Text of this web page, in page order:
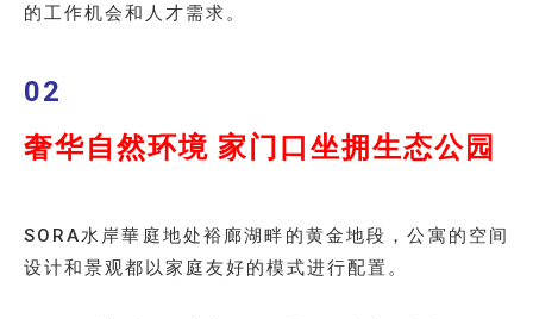
的工作机会和人才需求。
02
奢华自然环境 家门口坐拥生态公园
SORA水岸華庭地处裕廊湖畔的黄金地段，公寓的空间
设计和景观都以家庭友好的模式进行配置。